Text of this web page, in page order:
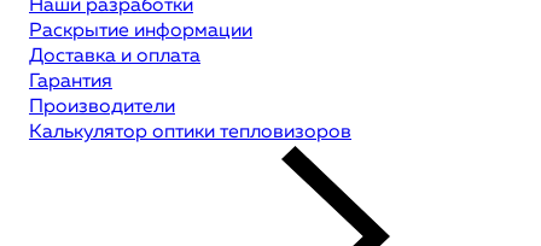
Наши разработки
Раскрытие информации
Доставка и оплата
Гарантия
Производители
Калькулятор оптики тепловизоров